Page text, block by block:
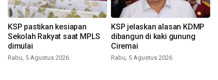
KSP pastikan kesiapan
Sekolah Rakyat saat MPLS
dimulai
Rabu, 5 Agustus 2026
KSP jelaskan alasan KDMP
dibangun di kaki gunung
Ciremai
Rabu, 5 Agustus 2026